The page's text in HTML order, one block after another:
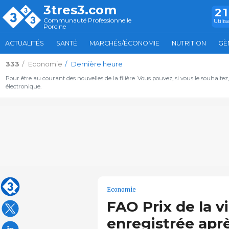
3tres3.com
Communauté Professionnelle
Porcine
ACTUALITÉS SANTÉ MARCHÉS/ÉCONOMIE NUTRITION
333 Economie Dernière heure
Pour être au courant des nouvelles de la filière. Vous pouvez, si vous le
électronique.
Economie
FAO Prix de la
enregistrée